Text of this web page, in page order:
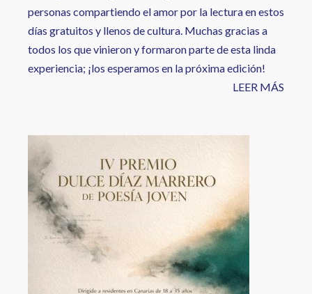
personas compartiendo el amor por la lectura en estos
días gratuitos y llenos de cultura. Muchas gracias a
todos los que vinieron y formaron parte de esta linda
experiencia; ¡los esperamos en la próxima edición!
LEER MÁS
Image